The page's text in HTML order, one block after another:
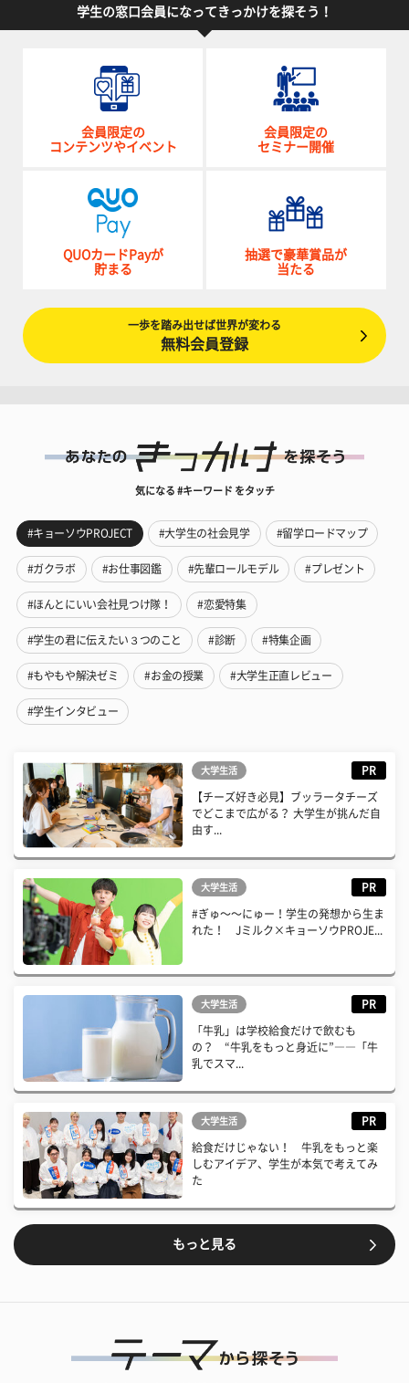
学生の窓口会員になってきっかけを探そう！
会員限定の
コンテンツやイベント
会員限定の
セミナー開催
QUOカードPayが
貯まる
抽選で豪華賞品が
当たる
一歩を踏み出せば世界が変わる
無料会員登録
気になる #キーワード をタッチ
#キョーソウPROJECT #大学生の社会見学 #留学ロードマップ
#ガクラボ #お仕事図鑑 #先輩ロールモデル #プレゼント
#ほんとにいい会社見つけ隊！ #恋愛特集
#学生の君に伝えたい３つのこと #診断 #特集企画
#もやもや解決ゼミ #お金の授業 #大学生正直レビュー
#学生インタビュー
大学生活 PR
【チーズ好き必見】ブッラータチーズ
でどこまで広がる？ 大学生が挑んだ自
由す...
大学生活 PR
#ぎゅ〜〜にゅー！学生の発想から生ま
れた！ Jミルク×キョーソウPROJE...
大学生活 PR
「牛乳」は学校給食だけで飲むも
の？ “牛乳をもっと身近に”――「牛
乳でスマ...
大学生活 PR
給食だけじゃない！ 牛乳をもっと楽
しむアイデア、学生が本気で考えてみ
た
もっと見る